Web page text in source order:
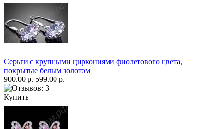
Серьги с крупными циркониями фиолетового цвета,
покрытые белым золотом
900.00 р. 599.00 р.
Купить